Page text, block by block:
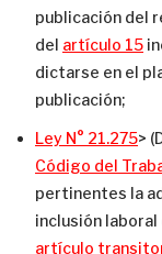
publicación del
del artículo 15
dictarse en el
publicación;
Ley N° 21.275>
Código del
pertinentes la
inclusión
artículo